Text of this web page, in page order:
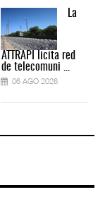
La
ATTRAPI licita red
de telecomuni ...
06 AGO 2026